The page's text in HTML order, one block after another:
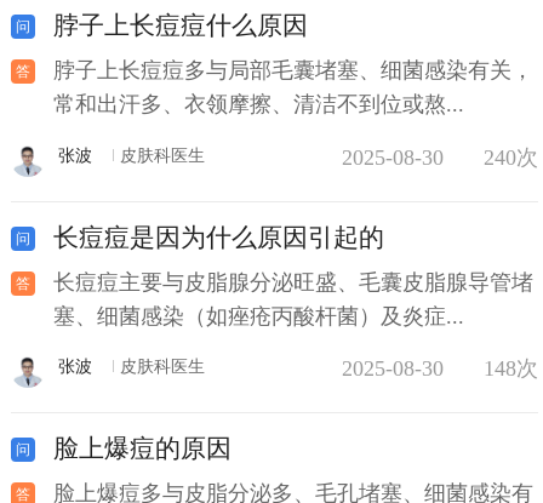
脖子上长痘痘什么原因
脖子上长痘痘多与局部毛囊堵塞、细菌感染有关，
常和出汗多、衣领摩擦、清洁不到位或熬...
张波 皮肤科医生 2025-08-30 240次
长痘痘是因为什么原因引起的
长痘痘主要与皮脂腺分泌旺盛、毛囊皮脂腺导管堵
塞、细菌感染（如痤疮丙酸杆菌）及炎症...
张波 皮肤科医生 2025-08-30 148次
脸上爆痘的原因
脸上爆痘多与皮脂分泌多、毛孔堵塞、细菌感染有